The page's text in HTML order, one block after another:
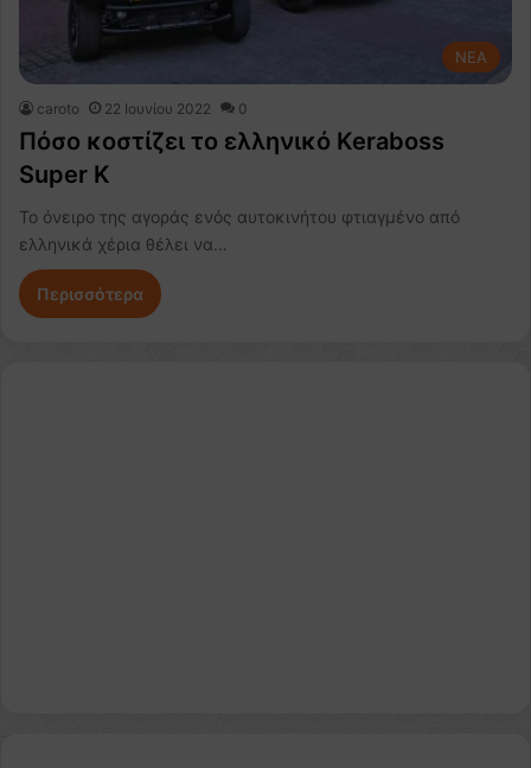
NEA
caroto 22 Ιουνίου 2022 0
Πόσο κοστίζει το ελληνικό Keraboss
Super K
Το όνειρο της αγοράς ενός αυτοκινήτου φτιαγμένο από
ελληνικά χέρια θέλει να…
Περισσότερα